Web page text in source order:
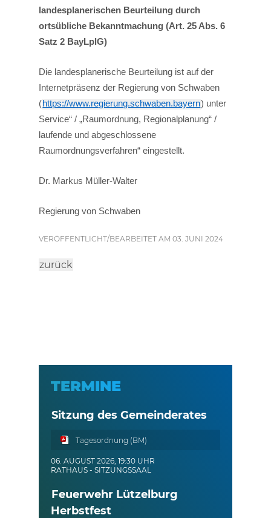
landesplanerischen Beurteilung durch
ortsübliche Bekanntmachung (Art. 25 Abs. 6
Satz 2 BayLplG)
Die landesplanerische Beurteilung ist auf der
Internetpräsenz der Regierung von Schwaben
(https://www.regierung.schwaben.bayern) unter
Service“ / „Raumordnung, Regionalplanung“ /
laufende und abgeschlossene
Raumordnungsverfahren“ eingestellt.
Dr. Markus Müller-Walter
Regierung von Schwaben
VERÖFFENTLICHT/BEARBEITET AM 03. JUNI 2024
zurück
TERMINE
Sitzung des Gemeinderates
Tagesordnung (BM)
06. AUGUST 2026, 19:30 UHR
RATHAUS - SITZUNGSSAAL
Feuerwehr Lützelburg
Herbstfest